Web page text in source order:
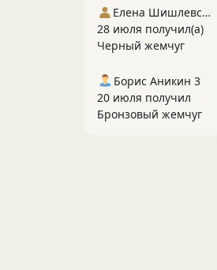
Елена Шишлевская
28 июля получил(а)
Черный жемчуг
Борис Аникин 3
20 июля получил
Бронзовый жемчуг